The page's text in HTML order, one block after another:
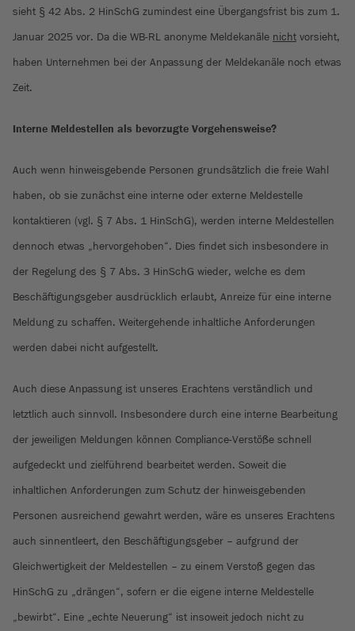
sieht § 42 Abs. 2 HinSchG zumindest eine Übergangsfrist bis zum 1.
Januar 2025 vor. Da die WB-RL anonyme Meldekanäle nicht vorsieht,
haben Unternehmen bei der Anpassung der Meldekanäle noch etwas
Zeit.
Interne Meldestellen als bevorzugte Vorgehensweise?
Auch wenn hinweisgebende Personen grundsätzlich die freie Wahl
haben, ob sie zunächst eine interne oder externe Meldestelle
kontaktieren (vgl. § 7 Abs. 1 HinSchG), werden interne Meldestellen
dennoch etwas „hervorgehoben“. Dies findet sich insbesondere in
der Regelung des § 7 Abs. 3 HinSchG wieder, welche es dem
Beschäftigungsgeber ausdrücklich erlaubt, Anreize für eine interne
Meldung zu schaffen. Weitergehende inhaltliche Anforderungen
werden dabei nicht aufgestellt.
Auch diese Anpassung ist unseres Erachtens verständlich und
letztlich auch sinnvoll. Insbesondere durch eine interne Bearbeitung
der jeweiligen Meldungen können Compliance-Verstöße schnell
aufgedeckt und zielführend bearbeitet werden. Soweit die
inhaltlichen Anforderungen zum Schutz der hinweisgebenden
Personen ausreichend gewahrt werden, wäre es unseres Erachtens
auch sinnentleert, den Beschäftigungsgeber – aufgrund der
Gleichwertigkeit der Meldestellen – zu einem Verstoß gegen das
HinSchG zu „drängen“, sofern er die eigene interne Meldestelle
„bewirbt“. Eine „echte Neuerung“ ist insoweit jedoch nicht zu